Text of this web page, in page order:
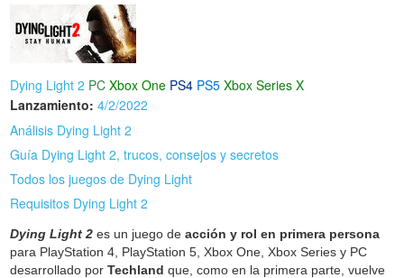
Dying Light 2 PC Xbox One PS4 PS5 Xbox Series X
Lanzamiento: 4/2/2022
Análisis Dying Light 2
Guía Dying Light 2, trucos, consejos y secretos
Todos los juegos de Dying Light
Requisitos Dying Light 2
Dying Light 2 es un juego deacción y rol en primera persona
para PlayStation 4, PlayStation 5, Xbox One, Xbox Series y PC
desarrollado porTechland que, como en la primera parte, vuelve